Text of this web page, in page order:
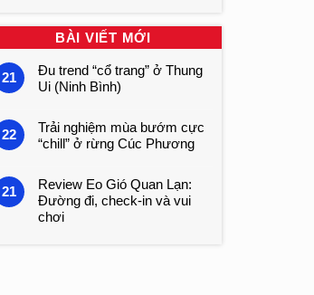
BÀI VIẾT MỚI
21
Đu trend “cổ trang” ở Thung
Ui (Ninh Bình)
22
Trải nghiệm mùa bướm cực
“chill” ở rừng Cúc Phương
21
Review Eo Gió Quan Lạn:
Đường đi, check-in và vui
chơi